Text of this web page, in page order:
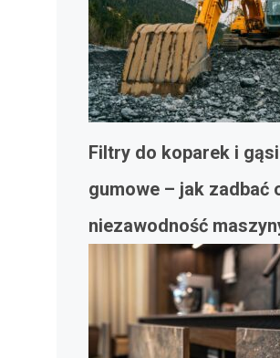
Filtry do koparek i
gumowe – jak zadbać
niezawodność